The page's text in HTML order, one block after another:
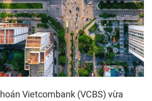
Vietcombank (VCBS) vừa